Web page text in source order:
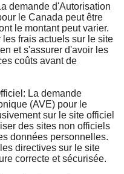
demande d'Autorisation
le Canada peut être
le montant peut varier.
frais actuels sur le site
et s'assurer d'avoir les
coûts avant de
La demande
(AVE) pour le
sur le site officiel
des sites non officiels
données personnelles.
directives sur le site
correcte et sécurisée.